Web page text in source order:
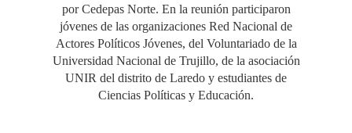
por Cedepas Norte. En la reunión participaron
jóvenes de las organizaciones Red Nacional de
Actores Políticos Jóvenes, del Voluntariado de la
Universidad Nacional de Trujillo, de la asociación
UNIR del distrito de Laredo y estudiantes de
Ciencias Políticas y Educación.